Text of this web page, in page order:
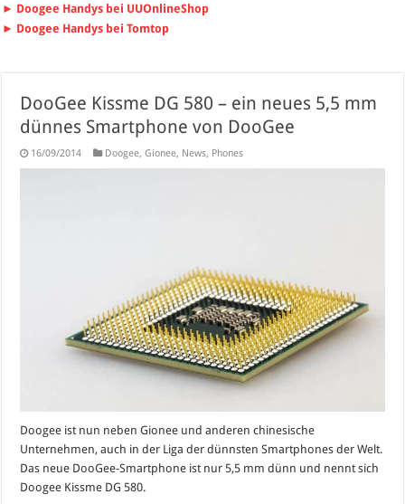
► Doogee Handys bei UUOnlineShop
► Doogee Handys bei Tomtop
DooGee Kissme DG 580 – ein neues 5,5 mm
dünnes Smartphone von DooGee
16/09/2014 Doogee,Gionee, News, Phones
Doogee ist nun neben Gionee und anderen chinesische
Unternehmen, auch in der Liga der dünnsten Smartphones der Welt.
Das neue DooGee-Smartphone ist nur 5,5 mm dünn und nennt sich
Doogee Kissme DG 580.